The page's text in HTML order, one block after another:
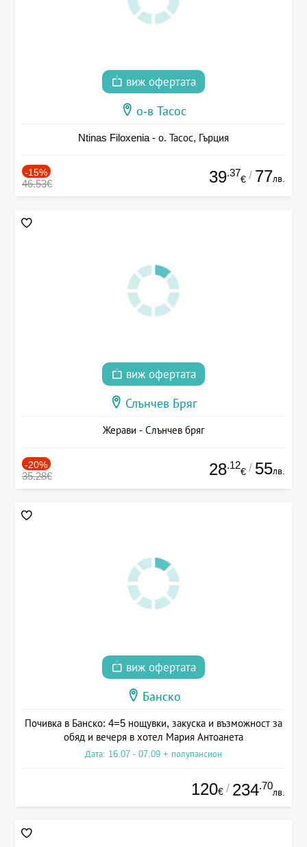
виж офертата
о-в Тасос
Ntinas Filoxenia - о. Тасос, Гърция
-15%
46.53€ 39.37
€ / 77лв.
виж офертата
Слънчев Бряг
Жерави - Слънчев бряг
-20%
35.28€ 28.12
€ / 55лв.
виж офертата
Банско
Почивка в Банско: 4=5 нощувки, закуска и възможност за
обяд и вечеря в хотел Мария Антоанета
Дата: 16.07 - 07.09 + полупансион
120€ / 234.70
лв.